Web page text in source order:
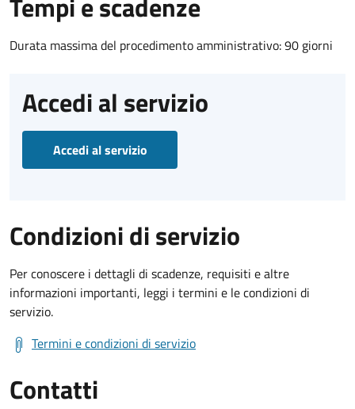
Durata massima del procedimento amministrativo: 90 giorni
Accedi al servizio
Accedi al servizio
Condizioni di servizio
Per conoscere i dettagli di scadenze, requisiti e altre
informazioni importanti, leggi i termini e le condizioni di
servizio.
Termini e condizioni di servizio
Contatti